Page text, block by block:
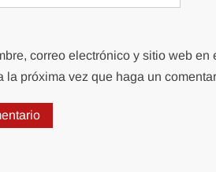
correo electrónico y sitio web en
la próxima vez que haga un